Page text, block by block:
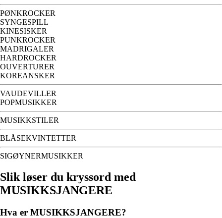
PØNKROCKER
SYNGESPILL
KINESISKER
PUNKROCKER
MADRIGALER
HARDROCKER
OUVERTURER
KOREANSKER
VAUDEVILLER
POPMUSIKKER
MUSIKKSTILER
BLÅSEKVINTETTER
SIGØYNERMUSIKKER
Slik løser du kryssord med
MUSIKKSJANGERE
Hva er MUSIKKSJANGERE?